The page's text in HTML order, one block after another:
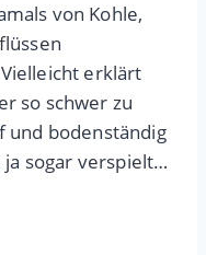
von Kohle,
erklärt
so schwer zu
und bodenständig
ja sogar verspielt…